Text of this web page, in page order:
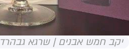
יקב חמש אבנים | שרגא גבהרד